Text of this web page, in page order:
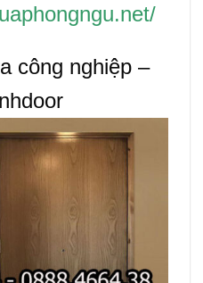
công nghiệp –